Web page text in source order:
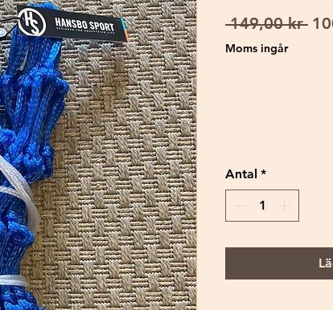
149,00 kr
Moms ingår
Antal *